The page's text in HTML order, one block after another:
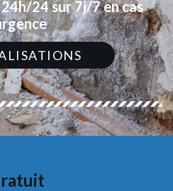
24 sur 7j/7 en cas